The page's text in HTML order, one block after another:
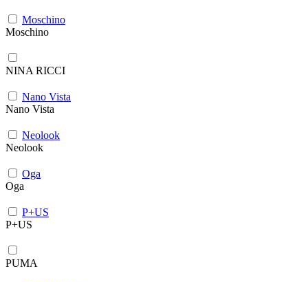
Moschino
Moschino
NINA RICCI
Nano Vista
Nano Vista
Neolook
Neolook
Oga
Oga
P+US
P+US
PUMA